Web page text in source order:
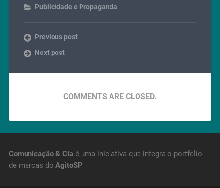
Publicidade e Propaganda
Previous post
Next post
COMMENTS ARE CLOSED.
Comunicação & Ciaé uma iniciativa que integra o portfólio
de marcas do AgitoSP